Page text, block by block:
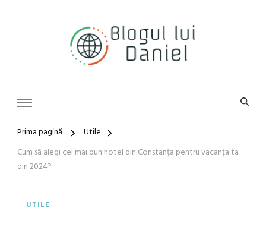
Prima pagină
Utile
Cum să alegi cel mai bun hotel din Constanța pentru vacanța ta
din 2024?
UTILE